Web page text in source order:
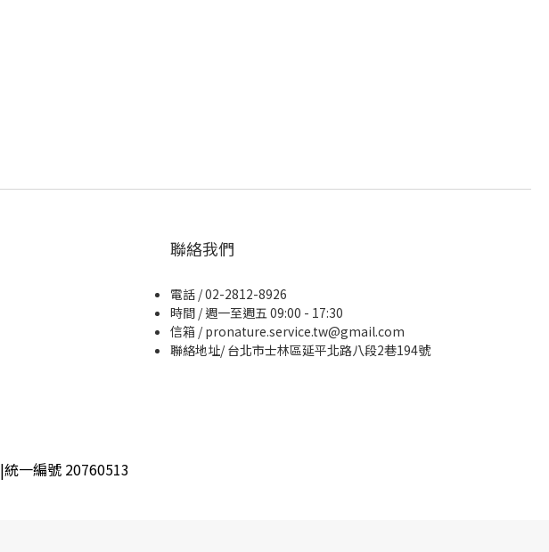
聯絡我們
電話 / 02-2812-8926
時間 / 週一至週五 09:00 - 17:30
信箱 / pronature.service.tw@gmail.com
聯絡地址/ 台北市士林區延平北路八段2巷194號
|統一編號 20760513